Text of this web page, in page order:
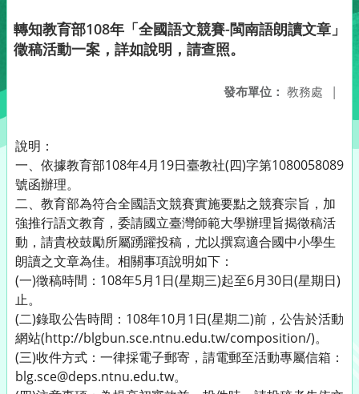
轉知教育部108年「全國語文競賽-閩南語朗讀文章」
徵稿活動一案，詳如說明，請查照。
發布單位： 教務處 |
說明：
一、依據教育部108年4月19日臺教社(四)字第1080058089
號函辦理。
二、教育部為符合全國語文競賽實施要點之競賽宗旨，加
強推行語文教育，委請國立臺灣師範大學辦理旨揭徵稿活
動，請貴校鼓勵所屬踴躍投稿，尤以撰寫適合國中小學生
朗讀之文章為佳。相關事項說明如下：
(一)徵稿時間：108年5月1日(星期三)起至6月30日(星期日)
止。
(二)錄取公告時間：108年10月1日(星期二)前，公告於活動
網站(http://blgbun.sce.ntnu.edu.tw/composition/)。
(三)收件方式：一律採電子郵寄，請電郵至活動專屬信箱：
blg.sce@deps.ntnu.edu.tw。